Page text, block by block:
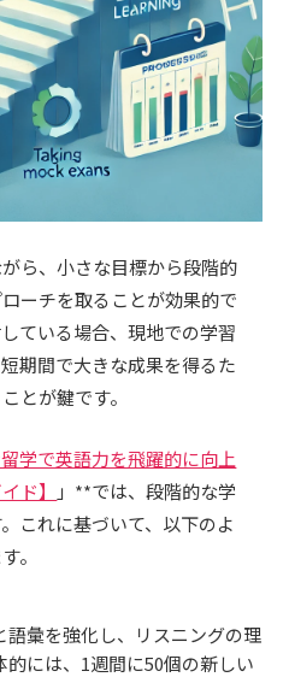
ら、小さな目標から段階的
ーチを取ることが効果的で
ている場合、現地での学習
期間で大きな成果を得るた
とが鍵です。
学で英語力を飛躍的に向上
ド】
」**では、段階的な学
これに基づいて、以下のよ
。
語彙を強化し、リスニングの理
には、1週間に50個の新しい